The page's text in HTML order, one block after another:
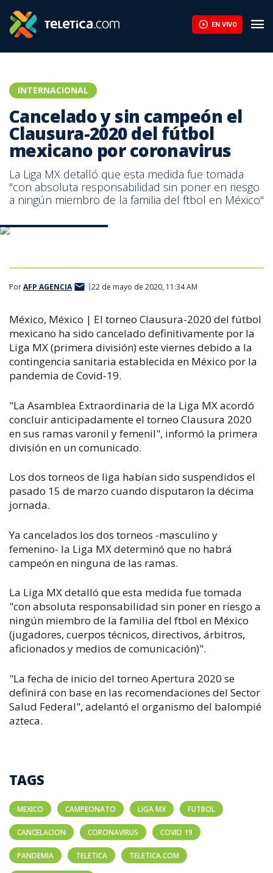
EN VIVO
INTERNACIONAL
Cancelado y sin campeón el
Clausura-2020 del fútbol
mexicano por coronavirus
La Liga MX detalló que esta medida fue tomada
"con absoluta responsabilidad sin poner en riesgo
a ningún miembro de la familia del ftbol en México"
PorAFP AGENCIA 22 de mayo de 2020, 11:34 AM
México, México | El torneo Clausura-2020 del fútbol
mexicano ha sido cancelado definitivamente por la
Liga MX (primera división) este viernes debido a la
contingencia sanitaria establecida en México por la
pandemia de Covid-19.
"La Asamblea Extraordinaria de la Liga MX acordó
concluir anticipadamente el torneo Clausura 2020
en sus ramas varonil y femenil", informó la primera
división en un comunicado.
Los dos torneos de liga habían sido suspendidos el
pasado 15 de marzo cuando disputaron la décima
jornada.
Ya cancelados los dos torneos -masculino y
femenino- la Liga MX determinó que no habrá
campeón en ninguna de las ramas.
La Liga MX detalló que esta medida fue tomada
"con absoluta responsabilidad sin poner en riesgo a
ningún miembro de la familia del ftbol en México
(jugadores, cuerpos técnicos, directivos, árbitros,
aficionados y medios de comunicación)".
"La fecha de inicio del torneo Apertura 2020 se
definirá con base en las recomendaciones del Sector
Salud Federal", adelantó el organismo del balompié
azteca.
TAGS
MEXICO CAMPEONATO LIGA MX FUTBOL
CANCELACION CORONAVIRUS COVID 19
PANDEMIA TELETICA TELETICA.COM